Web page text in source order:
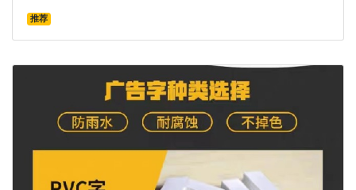
推荐